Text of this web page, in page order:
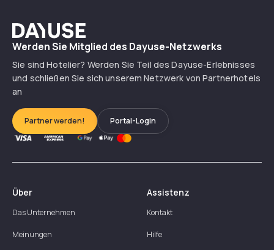
Dayuse
Werden Sie Mitglied des Dayuse-Netzwerks
Sie sind Hotelier? Werden Sie Teil des Dayuse-Erlebnisses
und schließen Sie sich unserem Netzwerk von Partnerhotels
an
Partner werden! Portal-Login
Über
Das Unternehmen
Meinungen
Assistenz
Kontakt
Hilfe